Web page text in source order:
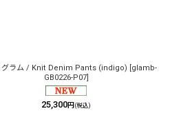
ラム / Knit Denim Pants (indigo) [glamb-
GB0226-P07]
25,300円 (税込)